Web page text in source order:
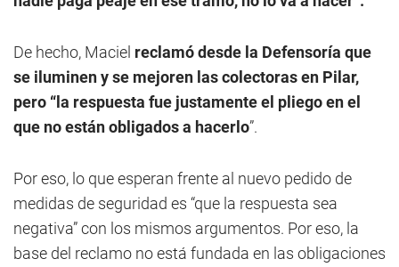
De hecho, Maciel reclamó desde la Defensoría que
se iluminen y se mejoren las colectoras en Pilar,
pero “la respuesta fue justamente el pliego en el
que no están obligados a hacerlo”.
Por eso, lo que esperan frente al nuevo pedido de
medidas de seguridad es “que la respuesta sea
negativa” con los mismos argumentos. Por eso, la
base del reclamo no está fundada en las obligaciones